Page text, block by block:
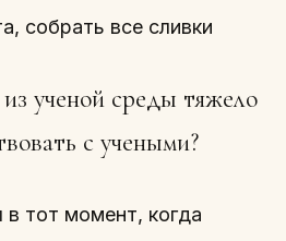
собрать все сливки
ученой среды тяжело
с учеными?
тот момент, когда